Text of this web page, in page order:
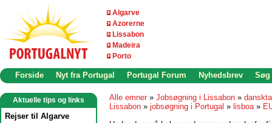
Algarve
Azorerne
Lissabon
Madeira
Porto
Forside Nyt fra Portugal Portugal Forum Nyhedsbrev Søg
Aktuelle tips og links
Rejser til Algarve
Alle emner » Jobsøgning i Lissabon »
Lissabon » jobsøgning i Portugal » lisboa»